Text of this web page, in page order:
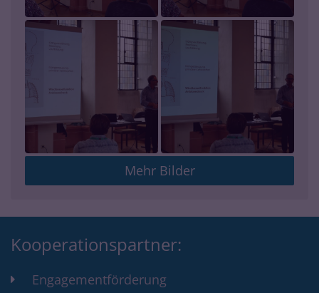
Mehr Bilder
Kooperationspartner:
Engagementförderung